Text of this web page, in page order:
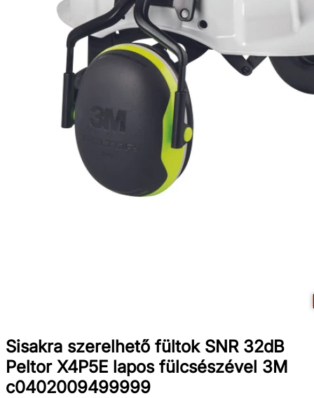
Sisakra szerelhető fültok SNR 32dB
Peltor X4P5E lapos fülcsészével 3M
c0402009499999